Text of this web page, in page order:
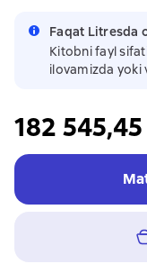
Faqat Litresda
Kitobni fayl
ilovamizda yoki
182